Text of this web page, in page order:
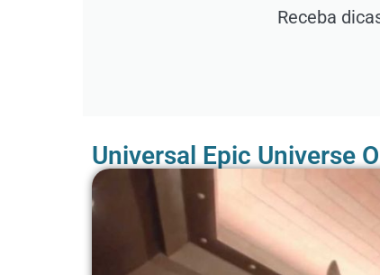
Receba
Universal Epic Universe